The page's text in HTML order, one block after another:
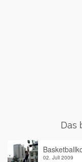
Das
02. Juli 2009